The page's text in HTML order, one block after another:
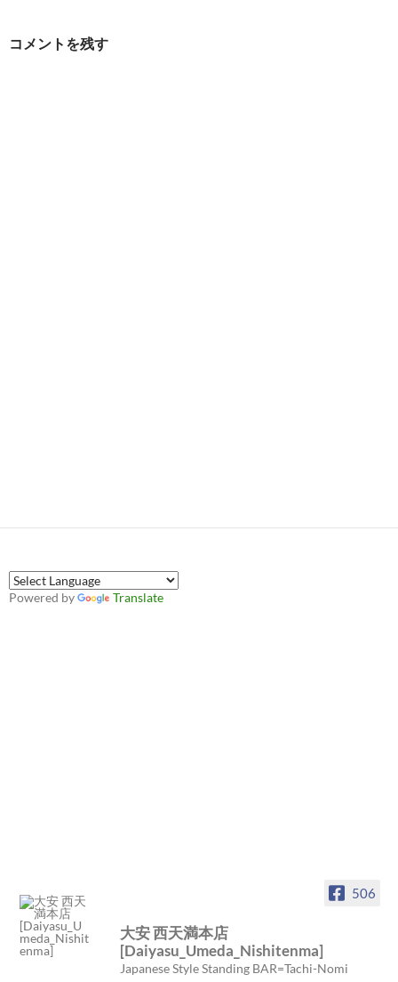
コメントを残す
Powered by Translate
506
大安 西天満本店
[Daiyasu_Umeda_Nishitenma]
Japanese Style Standing BAR=Tachi-Nomi